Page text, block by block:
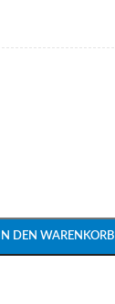
IN DEN WARENKORB